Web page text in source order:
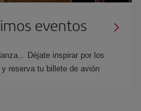
eventos
Déjate inspirar por los
reserva tu billete de avión